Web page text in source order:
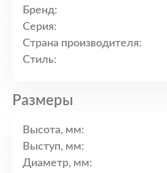
Бренд:
Серия:
Страна производителя:
Стиль:
Размеры
Высота, мм:
Выступ, мм:
Диаметр, мм: